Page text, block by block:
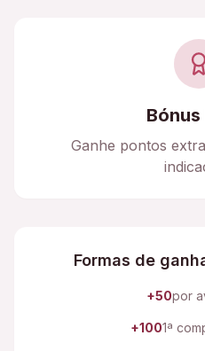
Ganhe pontos
Formas de
+50por
+1001ª